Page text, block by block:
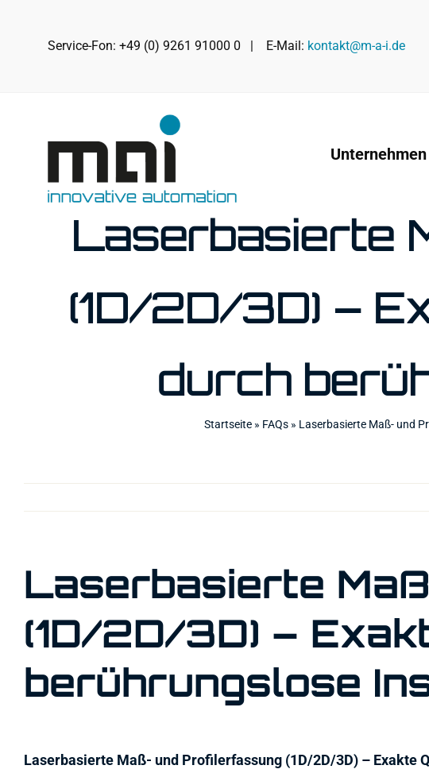
Service-Fon: +49 (0) 9261 91000 0 | E-Mail: kontakt@m-a-i.de
Unternehmen
Laserbasierte
(1D/2D/3D) –
durch
Startseite» FAQs» Laserbasierte Maß- und
Laserbasierte
(1D/2D/3D) –
berührungslose
Laserbasierte Maß- und Profilerfassung (1D/2D/3D) – Exakte